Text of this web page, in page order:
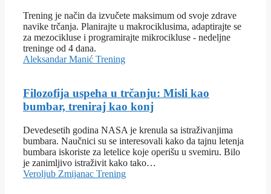
Trening je način da izvučete maksimum od svoje zdrave
navike trčanja. Planirajte u makrociklusima, adaptirajte se
za mezocikluse i programirajte mikrocikluse - nedeljne
treninge od 4 dana.
Aleksandar Manić Trening
Filozofija uspeha u trčanju: Misli kao
bumbar, treniraj kao konj
Devedesetih godina NASA je krenula sa istraživanjima
bumbara. Naučnici su se interesovali kako da tajnu letenja
bumbara iskoriste za letelice koje operišu u svemiru. Bilo
je zanimljivo istraživit kako tako…
Veroljub Zmijanac Trening